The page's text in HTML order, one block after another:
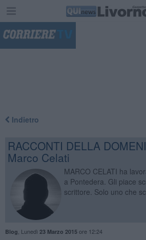
Indietro
RACCONTI DELLA
Marco Celati
MARCO CELATI ha
a Pontedera. Gli piace
scrittore. Solo uno che
Blog Lunedì 23 Marzo 2015ore 12:24